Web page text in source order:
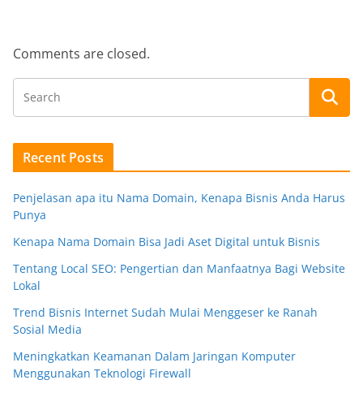
Comments are closed.
Recent Posts
Penjelasan apa itu Nama Domain, Kenapa Bisnis Anda Harus
Punya
Kenapa Nama Domain Bisa Jadi Aset Digital untuk Bisnis
Tentang Local SEO: Pengertian dan Manfaatnya Bagi Website
Lokal
Trend Bisnis Internet Sudah Mulai Menggeser ke Ranah
Sosial Media
Meningkatkan Keamanan Dalam Jaringan Komputer
Menggunakan Teknologi Firewall